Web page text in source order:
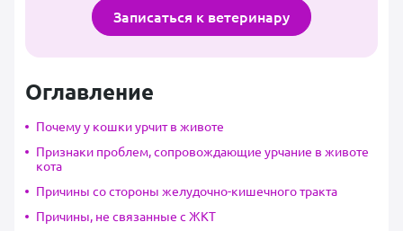
Записаться к ветеринару
Оглавление
Почему у кошки урчит в животе
Признаки проблем, сопровождающие урчание в животе
кота
Причины со стороны желудочно-кишечного тракта
Причины, не связанные с ЖКТ